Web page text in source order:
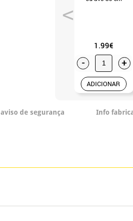
1.99€
- +
ADICIONAR
aviso de segurança Info